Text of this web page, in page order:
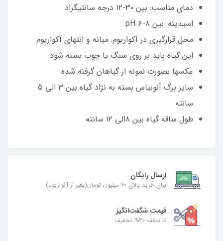
دمای مناسب: بین ۳۰-۱۲ درجه سانتیگراد
اسیدیته: بین ۸-۶ pH
محل قرارگیری در آکواریوم: میانه و انتهای آکواریوم
این گیاه باید بر روی سنگ یا چوب بسته شود
عکسها بصورت نمونه از گیاهان گرفته شده
سایز برگ آنوبیاس بسته به نژاد گیاه بین ۳ الی ۵
سانته
طول ساقه گیاه بین ۸الی ۱۲ سانته
ارسال رایگان
برای خرید بالای ۲۰ میلیون تومان(بغیر از آکواریوم)
قیمت شگفت‌انگیز
تا سقف 30% تخفیف